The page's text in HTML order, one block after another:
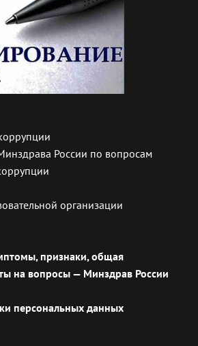
России по вопросам
организации
признаки, общая
на вопросы — Минздрав России
персональных данных